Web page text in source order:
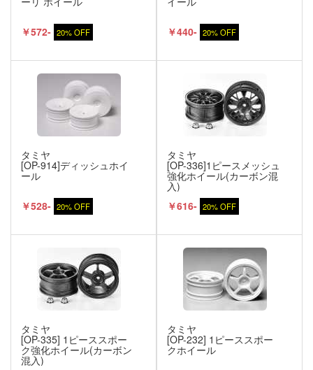
￥572- 20% OFF ￥440- 20% OFF
タミヤ
[OP-914]ディッシュホイ
ール
￥528- 20% OFF
タミヤ
[OP-336]1ピースメッシュ
強化ホイール(カーボン混
入)
￥616- 20% OFF
タミヤ
[OP-335] 1ピーススポー
ク強化ホイール(カーボン
混入)
タミヤ
[OP-232] 1ピーススポー
クホイール